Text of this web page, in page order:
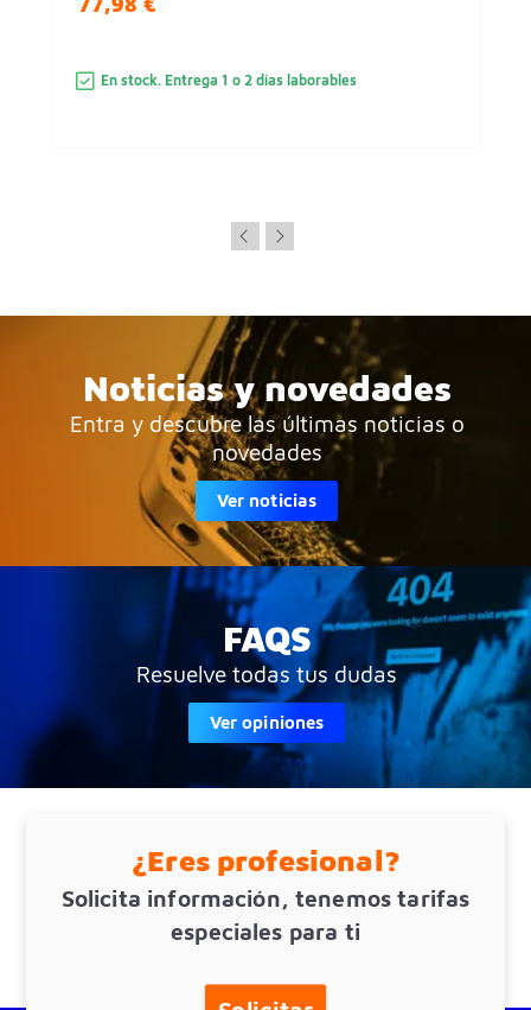
En stock. Entrega 1 o 2 días laborables
Noticias y novedades
Entra y descubre las últimas noticias o
novedades
Ver noticias
FAQS
Resuelve todas tus dudas
Ver opiniones
¿Eres profesional?
Solicita información, tenemos tarifas
especiales para ti